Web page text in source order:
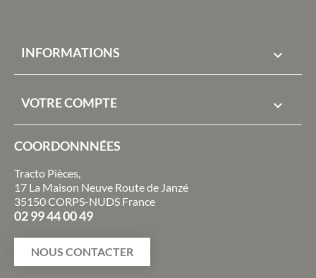
INFORMATIONS 
VOTRE COMPTE 
COORDONNNÉES
Tracto Pièces,
17 La Maison Neuve Route de Janzé
35150 CORPS-NUDS France
02 99 44 00 49
NOUS CONTACTER